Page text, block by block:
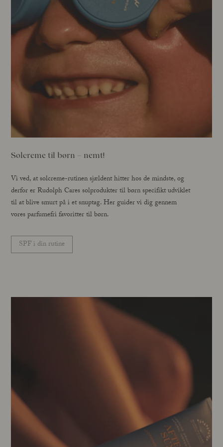
Solcreme til børn – nemt!
Vi ved, at solcreme-rutinen sjældent hitter hos de mindste, og
derfor er Rudolph Cares solprodukter til børn specifikt udviklet
til at blive smurt på i et snuptag. Her guider vi dig gennem
vores parfumefri favoritter til børn.
SPF i din rutine